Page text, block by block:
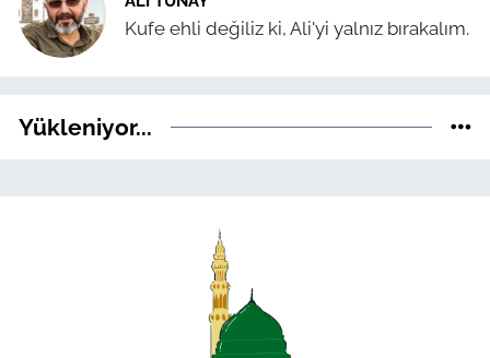
Kufe ehli değiliz ki, Ali'yi yalnız bırakalım.
Yükleniyor...